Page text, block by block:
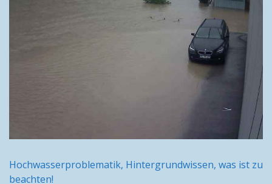
Hochwasserproblematik, Hintergrundwissen, was ist zu
beachten!